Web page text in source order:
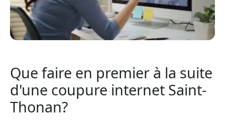
Que faire en premier à la suite
d'une coupure internet Saint-
Thonan?